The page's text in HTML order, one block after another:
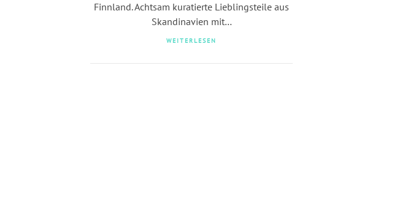
Finnland. Achtsam kuratierte Lieblingsteile aus
Skandinavien mit…
WEITERLESEN